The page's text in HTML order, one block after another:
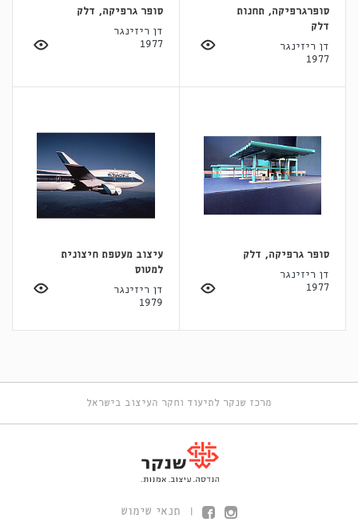
סופרגרפיקה, תחנות
דלק
דן ריזינגר
1977
סופר גרפיקה, דלק
דן ריזינגר
1977
סופר גרפיקה, דלק
דן ריזינגר
1977
עיצוב מעטפת חיצונית
למטוס
דן ריזינגר
1979
מרכז שנקר לתיעוד וחקר העיצוב בישראל
תנאי שימוש